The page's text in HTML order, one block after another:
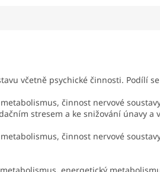
včetně psychické činnosti. Podílí
činnost nervové
stresem a ke snižování únavy a
činnost nervové